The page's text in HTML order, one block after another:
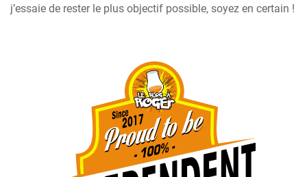
j’essaie de rester le plus objectif possible, soyez en certain !